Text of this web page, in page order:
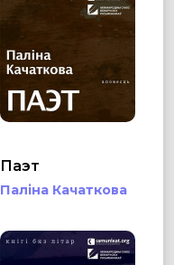
Паэт
Паліна Качаткова